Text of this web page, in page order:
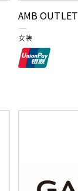
AMB OUTLET
女装